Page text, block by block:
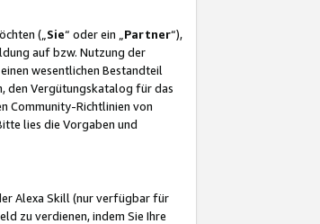
(„Sie“ oder ein „Partner“),
auf bzw. Nutzung der
wesentlichen Bestandteil
den Vergütungskatalog für das
Community-Richtlinien von
lies die Vorgaben und
Alexa Skill (nur verfügbar für
zu verdienen, indem Sie Ihre